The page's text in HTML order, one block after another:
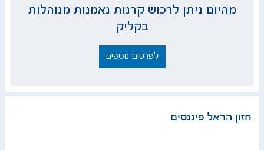
מהיום ניתן לרכוש קרנות נאמנות מנוהל​ות
בקליק
לפרטים נוספים
​חזון הראל ​​פיננסים